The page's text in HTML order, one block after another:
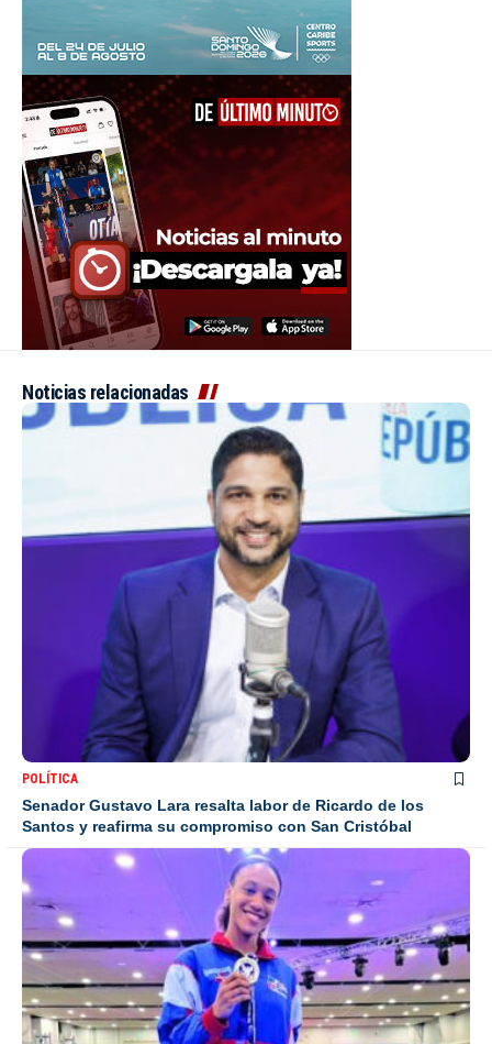
Noticias relacionadas
POLÍTICA
Senador Gustavo Lara resalta labor de Ricardo de los
Santos y reafirma su compromiso con San Cristóbal